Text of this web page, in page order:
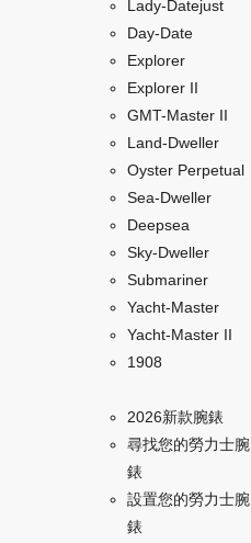
Lady-Datejust
Day-Date
Explorer
Explorer II
GMT-Master II
Land-Dweller
Oyster Perpetual
Sea-Dweller
Deepsea
Sky-Dweller
Submariner
Yacht-Master
Yacht-Master II
1908
2026新款腕錶
尋找您的勞力士腕
錶
設置您的勞力士腕
錶